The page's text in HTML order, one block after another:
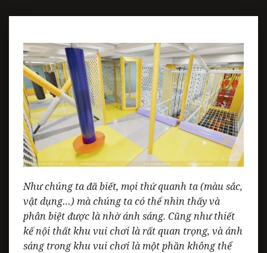
Như chúng ta đã biết, mọi thứ quanh ta (màu sắc,
vật dụng…) mà chúng ta có thể nhìn thấy và
phân biệt được là nhờ ánh sáng. Cũng như thiết
kế nội thất khu vui chơi là rất quan trọng, và ánh
sáng trong khu vui chơi là một phần không thể